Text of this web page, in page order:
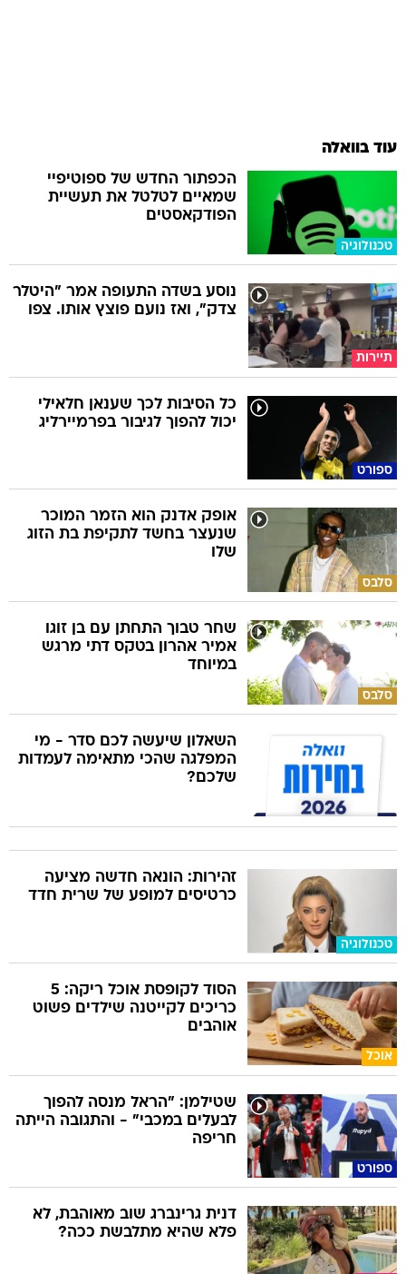
עוד בוואלה
טכנולוגיה
הכפתור החדש של ספוטיפיי
שמאיים לטלטל את תעשיית
הפודקאסטים
תיירות
נוסע בשדה התעופה אמר "היטלר
צדק", ואז נועם פוצץ אותו. צפו
ספורט
כל הסיבות לכך שענאן חלאילי
יכול להפוך לגיבור בפרמיירליג
סלבס
אופק אדנק הוא הזמר המוכר
שנעצר בחשד לתקיפת בת הזוג
שלו
סלבס
שחר טבוך התחתן עם בן זוגו
אמיר אהרון בטקס דתי מרגש
במיוחד
השאלון שיעשה לכם סדר - מי
המפלגה שהכי מתאימה לעמדות
שלכם?
טכנולוגיה
זהירות: הונאה חדשה מציעה
כרטיסים למופע של שרית חדד
אוכל
הסוד לקופסת אוכל ריקה: 5
כריכים לקייטנה שילדים פשוט
אוהבים
ספורט
שטילמן: "הראל מנסה להפוך
לבעלים במכבי" - והתגובה הייתה
חריפה
דנית גרינברג שוב מאוהבת, לא
פלא שהיא מתלבשת ככה?